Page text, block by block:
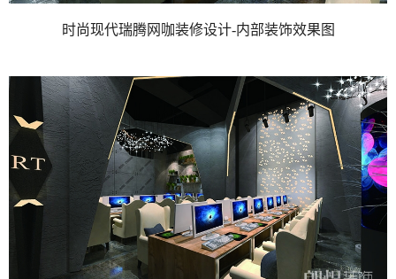
时尚现代瑞腾网咖装修设计-内部装饰效果图